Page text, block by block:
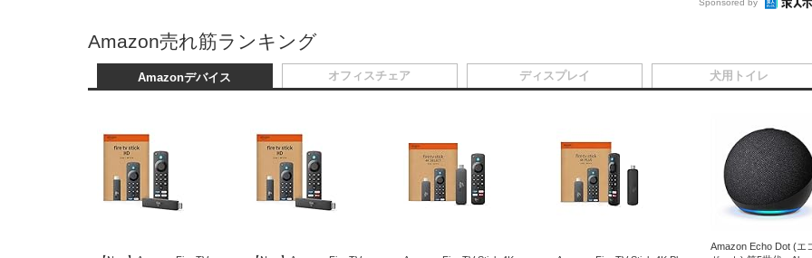
Sponsored by
Amazon売れ筋ランキング
Amazonデバイス
Amazon Echo Dot (エ
オフィスチェア ディスプレイ 犬用トイレ